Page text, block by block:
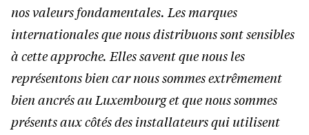
nos valeurs fondamentales. Les marques
internationales que nous distribuons sont sensibles
à cette approche. Elles savent que nous les
représentons bien car nous sommes extrêmement
bien ancrés au Luxembourg et que nous sommes
présents aux côtés des installateurs qui utilisent